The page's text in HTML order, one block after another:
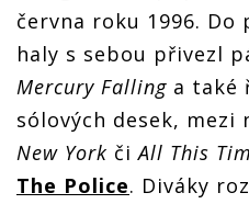
června roku 1996.
haly s sebou přivezl
Mercury Falling a také
sólových desek, mezi
New York čiAll This
The Police. Diváky